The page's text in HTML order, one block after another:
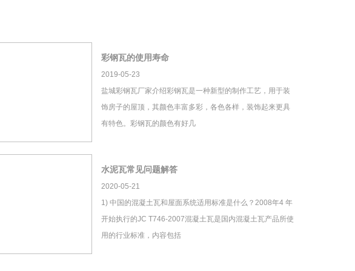
彩钢瓦的使用寿命
2019-05-23
盐城彩钢瓦厂家介绍彩钢瓦是一种新型的制作工艺，用于装
饰房子的屋顶，其颜色丰富多彩，各色各样，装饰起来更具
有特色。彩钢瓦的颜色有好几
水泥瓦常见问题解答
2020-05-21
1) 中国的混凝土瓦和屋面系统适用标准是什么？2008年4 年
开始执行的JC T746-2007混凝土瓦是国内混凝土瓦产品所使
用的行业标准，内容包括